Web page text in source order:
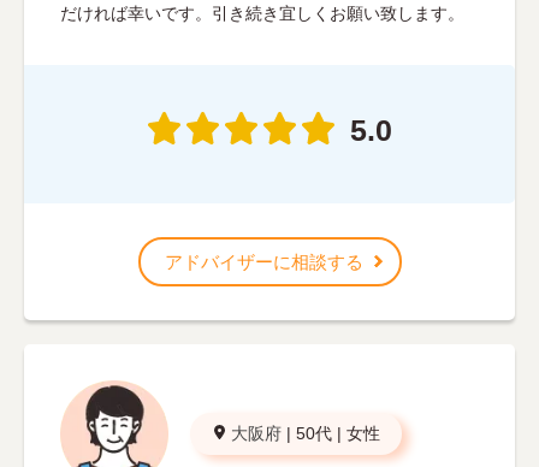
だければ幸いです。引き続き宜しくお願い致します。
5.0
アドバイザーに相談する
大阪府 | 50代 | 女性